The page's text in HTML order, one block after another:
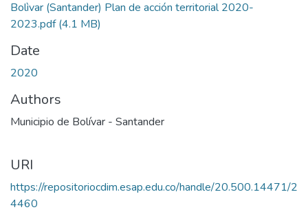
Bolìvar (Santander) Plan de acción territorial 2020-
2023.pdf(4.1 MB)
Date
2020
Authors
Municipio de Bolívar - Santander
URI
https://repositoriocdim.esap.edu.co/handle/20.500.14471/2
4460